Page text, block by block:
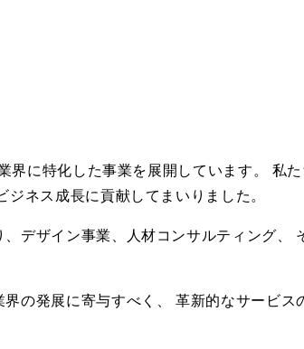
界に特化した事業を展開しています。 私
ジネス成長に貢献してまいりました。
、デザイン事業、人材コンサルティング
界の発展に寄与すべく、 革新的なサービ